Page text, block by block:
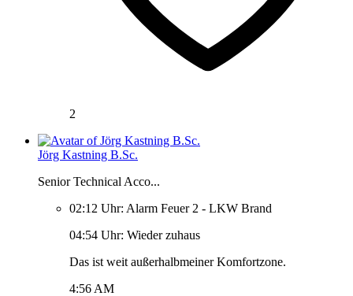
2
Jörg Kastning B.Sc.
Senior Technical Acco...
02:12 Uhr: Alarm Feuer 2 - LKW Brand
04:54 Uhr: Wieder zuhaus
Das ist weit außerhalbmeiner Komfortzone.
4:56 AM